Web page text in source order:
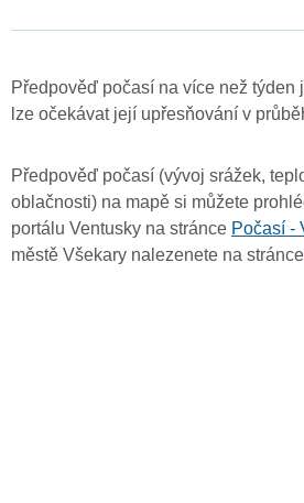
Předpověď počasí na více než týden
lze očekávat její upřesňování v
Předpověď počasí (vývoj srážek,
oblačnosti) na mapě si můžete
portálu Ventusky na stránce Počasí -
městě Všekary nalezenete na stránce